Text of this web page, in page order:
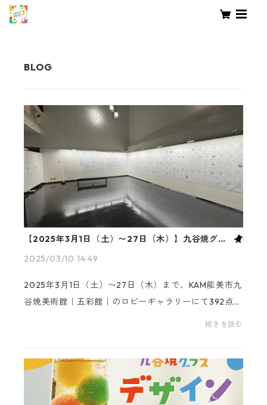
【2025年3月1日（土）〜27日（木）】九谷焼グラ
2025/03/10 14:49
2025年3月1日（土）〜27日（木）まで、KAM能美市九
谷焼美術館｜五彩館｜のロビーギャラリーにて392点の
応募作品を全て展示します。テーマである『能美市の
続きを読む